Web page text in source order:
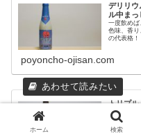
デリリウ
ル中まっ
一度飲め
色味、香
の代表格
poyoncho-ojisan.com
トリプ
ト？ ど
パンのよ
ル・カル
ホーム 検索